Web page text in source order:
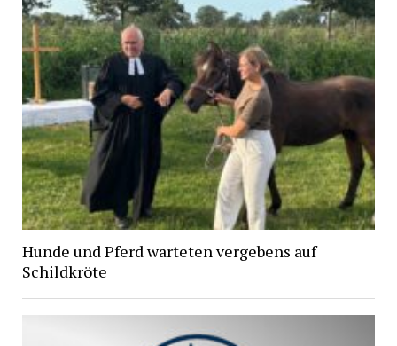
Hunde und Pferd warteten vergebens auf
Schildkröte